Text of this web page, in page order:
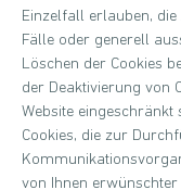
Einzelfall erlauben,
Fälle oder generell
Löschen der Cookies
der Deaktivierung von
Website eingeschränkt
Cookies, die zur
von Ihnen